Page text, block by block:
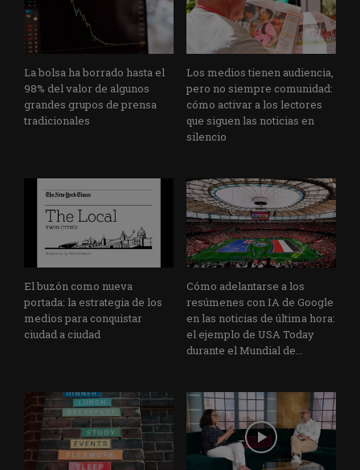
La bolsa ha borrado hasta el
98% del valor de algunos
grandes grupos de prensa
tradicionales
Los medios tienen audiencia,
pero no siempre comunidad:
cómo activar a los lectores
que siguen las noticias en
silencio
El buzón como nueva
portada: la estrategia de los
medios para conquistar
ciudad a ciudad
Cómo adelantarse a los
resúmenes con IA de Google
en las noticias de última hora:
el ejemplo de USA Today
durante el Mundial de...